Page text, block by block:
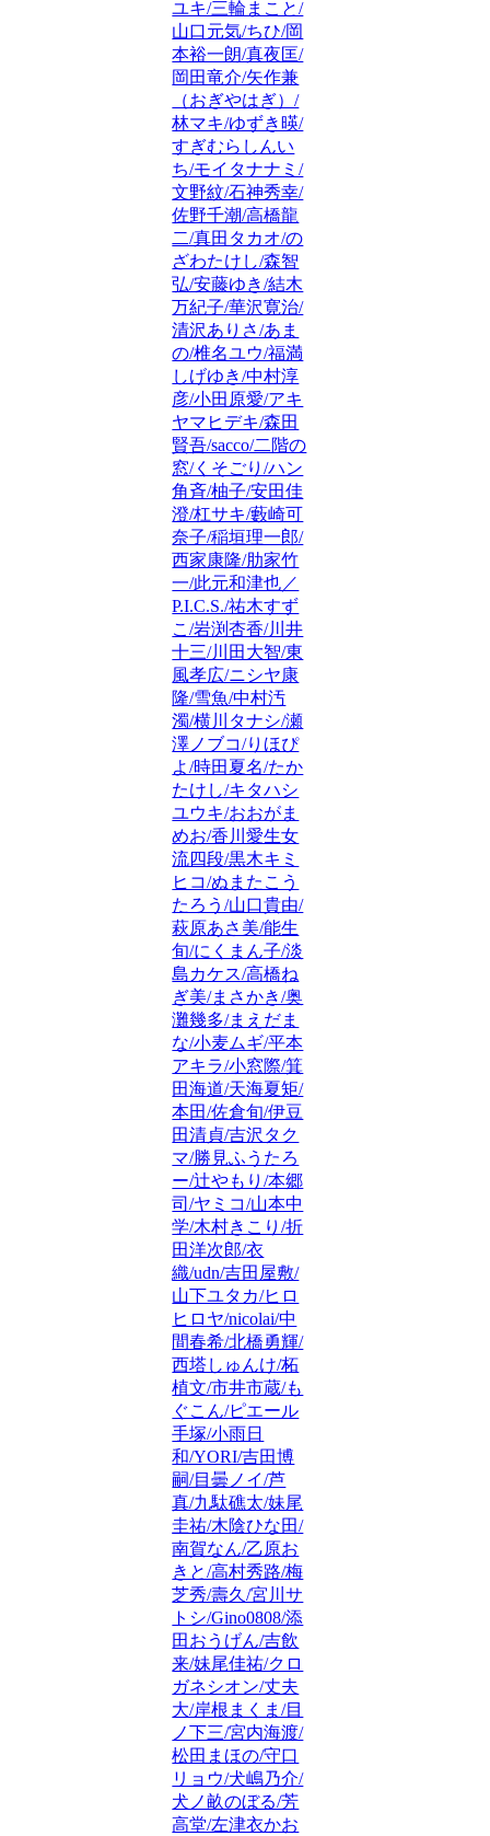
ユキ/三輪まこと/
山口元気/ちひ/岡
本裕一朗/真夜匡/
岡田竜介/矢作兼
（おぎやはぎ）/
林マキ/ゆずき暎/
すぎむらしんい
ち/モイタナナミ/
文野紋/石神秀幸/
佐野千潮/高橋龍
二/真田タカオ/の
ざわたけし/森智
弘/安藤ゆき/結木
万紀子/華沢寛治/
清沢ありさ/あま
の/椎名ユウ/福満
しげゆき/中村淳
彦/小田原愛/アキ
ヤマヒデキ/森田
賢吾/sacco/二階の
窓/くそごり/ハン
角斉/柚子/安田佳
澄/杠サキ/藪崎可
奈子/稲垣理一郎/
西家康隆/肋家竹
一/此元和津也／
P.I.C.S./祐木すず
こ/岩渕杏香/川井
十三/川田大智/東
風孝広/ニシヤ康
隆/雪魚/中村汚
濁/横川タナシ/瀬
澤ノブコ/りほぴ
よ/時田夏名/たか
たけし/キタハシ
ユウキ/おおがま
めお/香川愛生女
流四段/黒木キミ
ヒコ/ぬまたこう
たろう/山口貴由/
萩原あさ美/能生
旬/にくまん子/淡
島カケス/高橋ね
ぎ美/まさかき/奥
灘幾多/まえだま
な/小麦ムギ/平本
アキラ/小窓際/箕
田海道/天海夏矩/
本田/佐倉旬/伊豆
田清貞/吉沢タク
マ/勝見ふうたろ
ー/辻やもり/本郷
司/ヤミコ/山本中
学/木村きこり/折
田洋次郎/衣
織/udn/吉田屋敷/
山下ユタカ/ヒロ
ヒロヤ/nicolai/中
間春希/北橋勇輝/
西塔しゅんけ/柘
植文/市井市蔵/も
ぐこん/ピエール
手塚/小雨日
和/YORI/吉田博
嗣/目曇ノイ/芦
真/九駄礁太/妹尾
圭祐/木陰ひな田/
南賀なん/乙原お
きと/高村秀路/梅
芝秀/壽久/宮川サ
トシ/Gino0808/添
田おうげん/吉飲
来/妹尾佳祐/クロ
ガネシオン/丈夫
大/岸根まくま/目
ノ下三/宮内海渡/
松田まほの/守口
リョウ/犬嶋乃介/
犬ノ畝のぼる/芳
高堂/左津衣かお